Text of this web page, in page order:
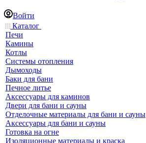
Войти
Каталог
Печи
Камины
Котлы
Системы отопления
Дымоходы
Баки для бани
Печное литье
Аксессуары для каминов
Двери для бани и сауны
Отделочные материалы для бани и сауны
Аксессуары для бани и сауны
Готовка на огне
Изоляционные материалы и краска